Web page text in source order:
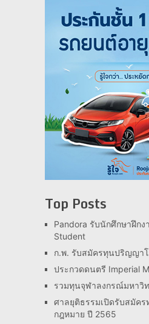
Top Posts
Pandora รับนักศึกษาฝึกง
Student
ก.พ. รับสมัครทุนปริญญา
ประกวดดนตรี Imperial
รวมทุนจุฬาลงกรณ์มหาวิ
ศาลยุติธรรมเปิดรับสมัค
กฎหมาย ปี 2565